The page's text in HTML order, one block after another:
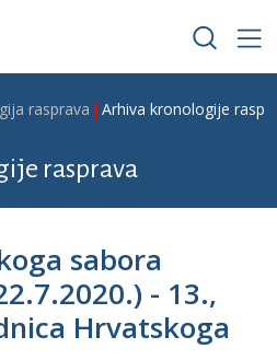
rasprava Arhiva kronologije
rasprava
sabora
- 13.,
Hrvatskoga